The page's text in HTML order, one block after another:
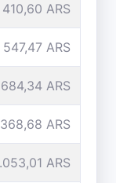
410,60 ARS
547,47 ARS
684,34 ARS
ARS
ARS